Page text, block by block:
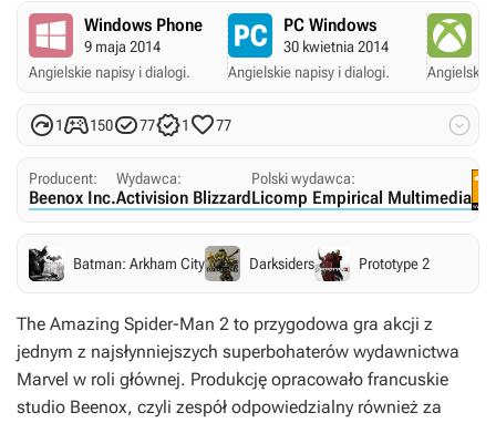
Windows Phone
9 maja 2014
Angielskie napisy i dialogi.
PC Windows
30 kwietnia 2014
Angielskie napisy i dialogi.
Angielskie
1150771 77 
Producent:
Beenox Inc.
Wydawca:
Activision Blizzard
Polski wydawca:
Licomp Empirical Multimedia
Batman: Arkham City Darksiders Prototype 2
The Amazing Spider-Man 2 to przygodowa gra akcji z
jednym z najsłynniejszych superbohaterów wydawnictwa
Marvel w roli głównej. Produkcję opracowało francuskie
studio Beenox, czyli zespół odpowiedzialny również za